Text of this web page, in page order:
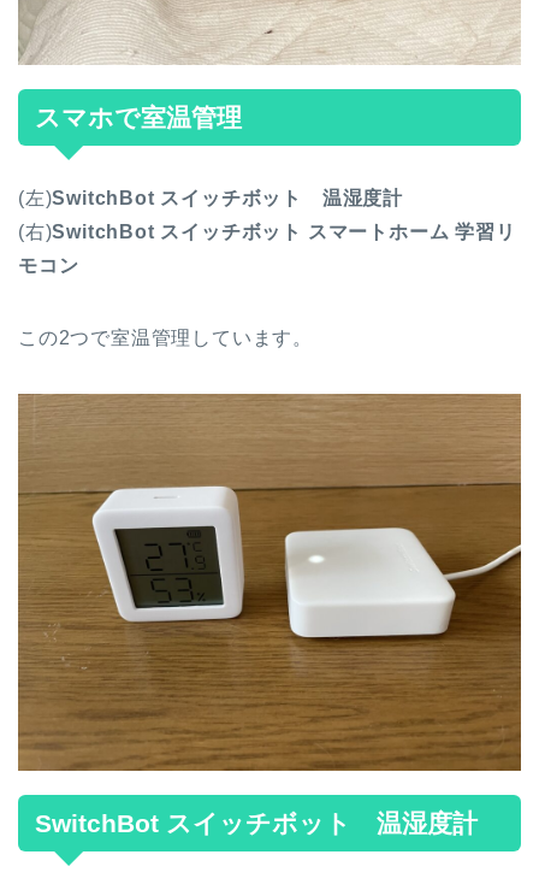
スマホで室温管理
(左)SwitchBot スイッチボット 温湿度計
(右)SwitchBot スイッチボット スマートホーム 学習リ
モコン
この2つで室温管理しています。
SwitchBot スイッチボット 温湿度計